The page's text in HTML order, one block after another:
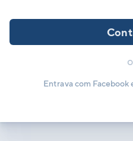
Entrava com Facebook